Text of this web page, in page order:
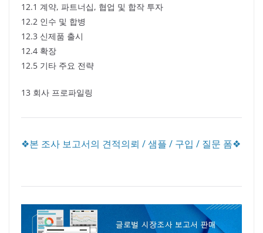
12.1 계약, 파트너십, 협업 및 합작 투자
12.2 인수 및 합병
12.3 신제품 출시
12.4 확장
12.5 기타 주요 전략
13 회사 프로파일링
❖본 조사 보고서의 견적의뢰 / 샘플 / 구입 / 질문 폼❖